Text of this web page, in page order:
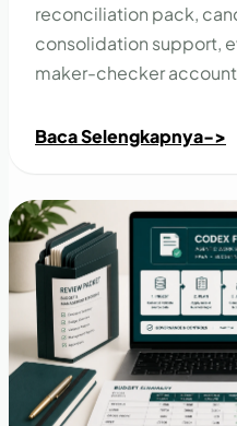
reconciliation pack,
consolidation support,
maker-checker
Baca Selengkapnya->